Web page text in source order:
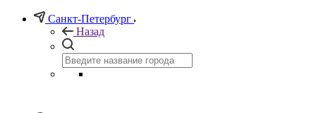
Санкт-Петербург
Назад